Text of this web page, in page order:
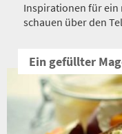
Inspirationen für ein
schauen über den
Ein gefüllter